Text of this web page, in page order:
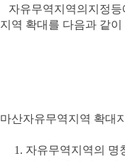
자유무역지역의지정등
지역 확대를 다음과 같이
마산자유무역지역 확대
1. 자유무역지역의 명